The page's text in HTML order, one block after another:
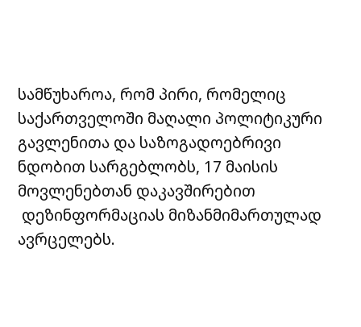
სამწუხაროა, რომ პირი, რომელიც
საქართველოში მაღალი პოლიტიკური
გავლენითა და საზოგადოებრივი
ნდობით სარგებლობს, 17 მაისის
მოვლენებთან დაკავშირებით
დეზინფორმაციას მიზანმიმართულად
ავრცელებს.